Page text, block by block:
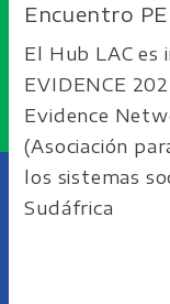
Encuentro
El Hub LAC es
EVIDENCE
Evidence
(Asociación
los sistemas
Sudáfrica